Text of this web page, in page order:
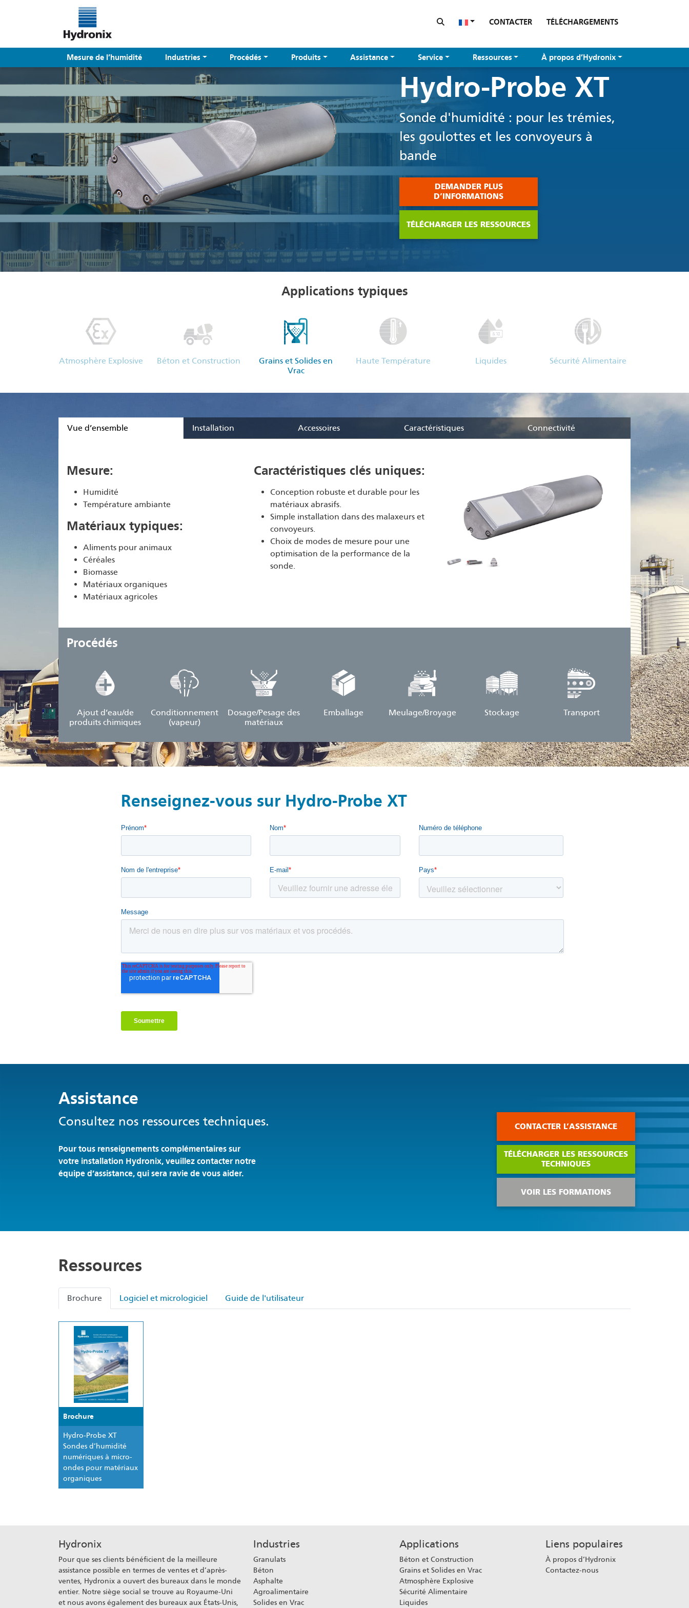
CONTACTER TÉLÉCHARGEMENTS
Mesure de l’humidité Industries Procédés Produits Assistance Service Ressources À propos d’Hydronix
Hydro-Probe XT
Sonde d'humidité : pour les trémies,
les goulottes et les convoyeurs à
bande
DEMANDER PLUS
D’INFORMATIONS
TÉLÉCHARGER LES RESSOURCES
Applications typiques
Atmosphère Explosive Béton et Construction
Grains et Solides en
Vrac
Haute Température Liquides Sécurité Alimentaire
Vue d’ensemble Installation Accessoires Caractéristiques Connectivité
Mesure:
Humidité
Température ambiante
Matériaux typiques:
Aliments pour animaux
Céréales
Biomasse
Matériaux organiques
Matériaux agricoles
Caractéristiques clés uniques:
Conception robuste et durable pour les
matériaux abrasifs.
Simple installation dans des malaxeurs et
convoyeurs.
Choix de modes de mesure pour une
optimisation de la performance de la
sonde.
Procédés
Ajout d’eau/de
produits chimiques
Conditionnement
(vapeur)
Dosage/Pesage des
matériaux
Emballage Meulage/Broyage Stockage Transport
Renseignez-vous sur Hydro-Probe XT
Assistance
Consultez nos ressources techniques.
Pour tous renseignements complémentaires sur
votre installation Hydronix, veuillez contacter notre
équipe d’assistance, qui sera ravie de vous aider.
CONTACTER L’ASSISTANCE
TÉLÉCHARGER LES RESSOURCES
TECHNIQUES
VOIR LES FORMATIONS
Ressources
Brochure Logiciel et micrologiciel Guide de l'utilisateur
Brochure
Hydro-Probe XT
Sondes d’humidité
numériques à micro-
ondes pour matériaux
organiques
Hydronix
Pour que ses clients bénéficient de la meilleure
assistance possible en termes de ventes et d’après-
ventes, Hydronix a ouvert des bureaux dans le monde
entier. Notre siège social se trouve au Royaume-Uni
et nous avons également des bureaux aux États-Unis,
Industries
Granulats
Béton
Asphalte
Agroalimentaire
Solides en Vrac
Applications
Béton et Construction
Grains et Solides en Vrac
Atmosphère Explosive
Sécurité Alimentaire
Liquides
Liens populaires
À propos d’Hydronix
Contactez-nous